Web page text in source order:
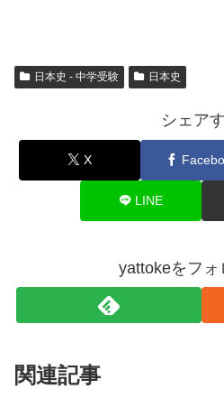
日本史 - 中学受験 日本史
シェア
X
LINE
yattokeをフォ
関連記事